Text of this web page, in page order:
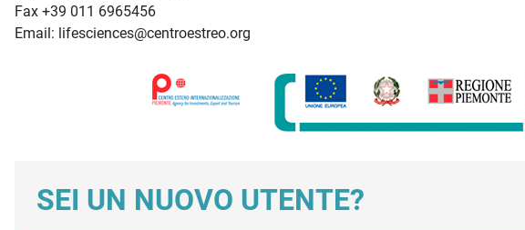
Fax +39 011 6965456
Email: lifesciences@centroestreo.org
SEI UN NUOVO UTENTE?